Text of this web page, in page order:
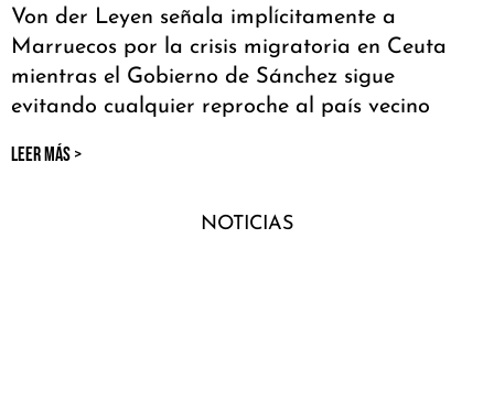
Von der Leyen señala implícitamente a
Marruecos por la crisis migratoria en Ceuta
mientras el Gobierno de Sánchez sigue
evitando cualquier reproche al país vecino
LEER MÁS >
NOTICIAS